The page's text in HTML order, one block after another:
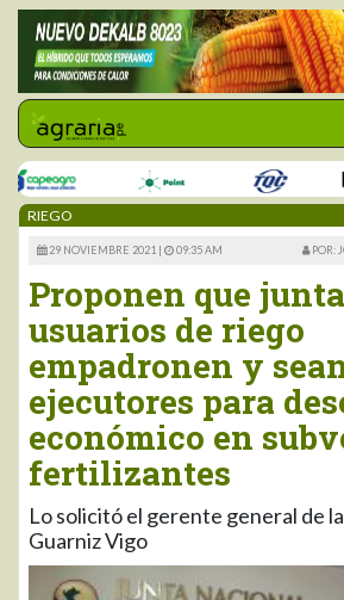
RIEGO
29 NOVIEMBRE 2021 | 09:35 AM POR:
Proponen que
usuarios de riego
empadronen y
ejecutores para
económico en
fertilizantes
Lo solicitó el gerente general de
Guarniz Vigo